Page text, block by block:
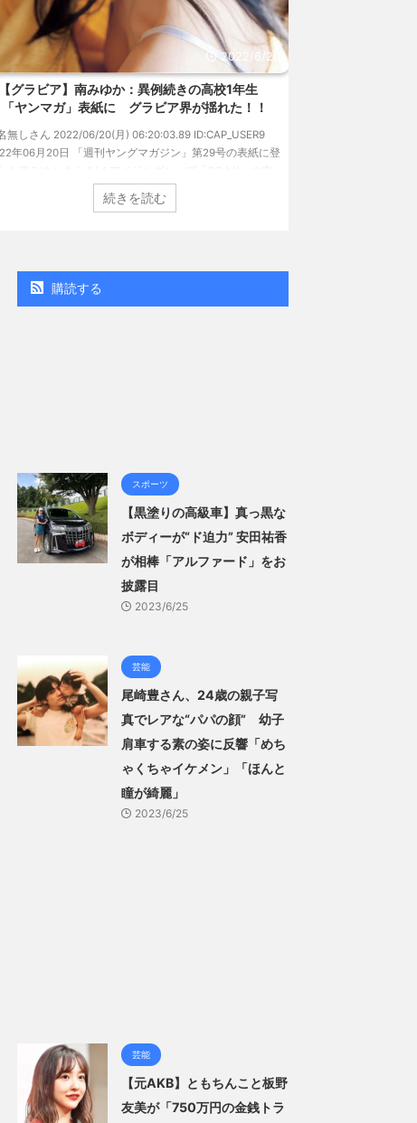
ンだ」 熊本地震直後の日本の対... / にゅーすなう！ まと
2022/6/18
【速報です!!!】中川翔子「写真集」2位 8キロ減
のランジェリーカットほか「今まで以上に攻めた」
名無しさん 2022/06/18(土) 09:04:55.67 ID:CAP_USER9
イ』（講談社）が、週間2.5万部を売り上げ、6/20付「オリ
コン週間BOOKランキング」、同ランキングジャンル別「写
「スゴい決意をさせていただいて8キロ（痩せた）。デビュ
ー当時の体重まで ...
続きを読む
購読する
スポーツ
【黒塗りの高級車】真っ黒な
ボディーが“ド迫力” 安田祐香
が相棒「アルファード」をお
披露目
2023/6/25
芸能
尾崎豊さん、24歳の親子写
真でレアな“パパの顔” 幼子
肩車する素の姿に反響「めち
ゃくちゃイケメン」「ほんと
瞳が綺麗」
2023/6/25
芸能
【元AKB】ともちんこと板野
友美が「750万円の金銭トラ